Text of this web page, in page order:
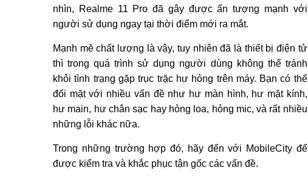
nhìn, Realme 11 Pro đã gây được ấn tượng mạnh với
người sử dụng ngay tại thời điểm mới ra mắt.
Mạnh mẽ chất lượng là vậy, tuy nhiên đã là thiết bị điện tử
thì trong quá trình sử dụng người dùng không thể tránh
khỏi tình trạng gặp trục trặc hư hỏng trên máy. Bạn có thể
đối mặt với nhiều vấn đề như hư màn hình, hư mặt kính,
hư main, hư chân sạc hay hỏng loa, hỏng mic, và rất nhiều
những lỗi khác nữa.
Trong những trường hợp đó, hãy đến với MobileCity để
được kiểm tra và khắc phục tận gốc các vấn đề.